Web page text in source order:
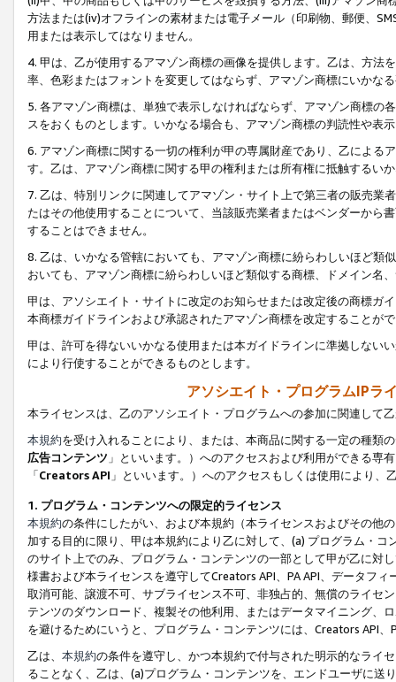
方法または(iv)オフラインの素材または電子メール（印刷物、郵便、
用または表示してはなりません。
4. 甲は、乙が使用するアマゾン商標の画像を提供します。乙は、方
率、色彩またはフォントを変更してはならず、アマゾン商標にいかな
5. 各アマゾン商標は、単独で表示しなければならず、アマゾン商標
スをおくものとします。いかなる場合も、アマゾン商標の判読性や表
6. アマゾン商標に関する一切の権利が甲の専属財産であり、乙による
す。乙は、アマゾン商標に関する甲の権利または所有権に抵触するい
7. 乙は、特別リンクに関連してアマゾン・サイト上で第三者の販売
たはその他使用することについて、当該販売業者またはベンダーから
することはできません。
8. 乙は、いかなる管轄においても、アマゾン商標に紛らわしいほど類
おいても、アマゾン商標に紛らわしいほど類似する商標、ドメイン名
甲は、アソシエイト・サイトに改定のお知らせまたは改定後の商標ガ
本商標ガイドラインおよび承認されたアマゾン商標を改定することが
甲は、許可を得ないいかなる使用または本ガイドラインに準拠しない
により行使することができるものとします。
アソシエイト・プログラムIPラ
本ライセンスは、乙のアソシエイト・プログラムへの参加に関連して
本規約を受け入れることにより、または、本商品に関する一定の種類
広告コンテンツ 」といいます。）へのアクセスおよび利用ができる専
「Creators API 」といいます。）へのアクセスもしくは使用により
1. プログラム・コンテンツへの限定的ライセンス
本規約の条件にしたがい、および本規約（本ライセンスおよびその他
加する目的に限り、甲は本規約により乙に対して、(a) プログラム・
のサイト上でのみ、プログラム・コンテンツの一部として甲が乙に対
様書および本ライセンスを遵守してCreators API、PA API、データフ
取消可能、譲渡不可、サブライセンス不可、非独占的、無償のライセ
テンツのダウンロード、複製その他利用、またはデータマイニング、
を避けるためにいうと、プログラム・コンテンツには、Creators API
乙は、 本規約の条件を遵守し、かつ本規約で付与された明示的なライ
ることなく、乙は、(a)プログラム・コンテンツを、エンドユーザに